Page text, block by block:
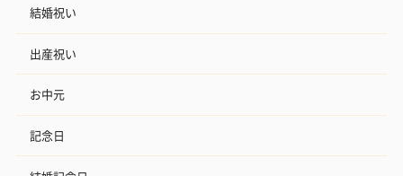
結婚祝い
出産祝い
お中元
記念日